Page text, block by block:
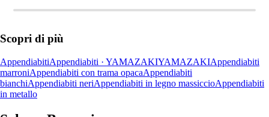
Scopri di più
AppendiabitiAppendiabiti · YAMAZAKIYAMAZAKIAppendiabiti
marroniAppendiabiti con trama opacaAppendiabiti
bianchiAppendiabiti neriAppendiabiti in legno massiccioAppendiabiti
in metallo